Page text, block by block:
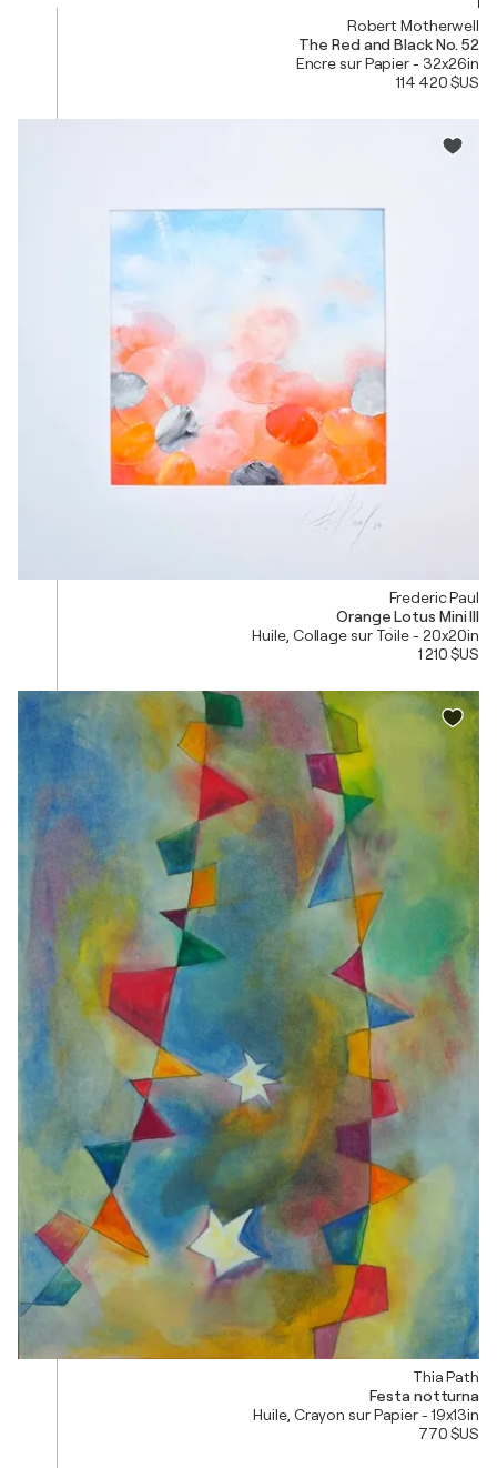
Robert Motherwell
The Red and Black No. 52
Encre sur Papier - 32x26in
114 420 $US
Frederic Paul
Orange Lotus Mini III
Huile, Collage sur Toile - 20x20in
1 210 $US
Thia Path
Festa notturna
Huile, Crayon sur Papier - 19x13in
770 $US